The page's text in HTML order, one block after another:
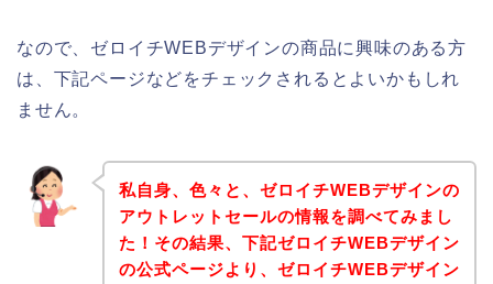
なので、ゼロイチWEBデザインの商品に興味のある方
は、下記ページなどをチェックされるとよいかもしれ
ません。
私自身、色々と、ゼロイチWEBデザインの
アウトレットセールの情報を調べてみまし
た！その結果、下記ゼロイチWEBデザイン
の公式ページより、ゼロイチWEBデザイン